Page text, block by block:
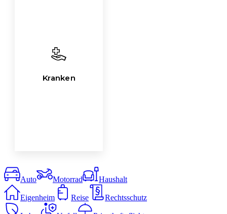
Kranken
Auto Motorrad Haushalt
Eigenheim Reise Rechtsschutz